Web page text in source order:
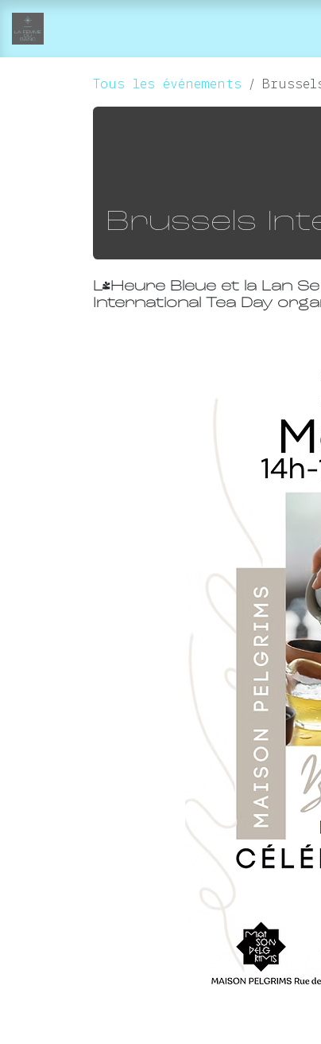
Se rendre au contenu
Tous les événements
Brussels
L'Heure Bleue et la Lan
International Tea Day